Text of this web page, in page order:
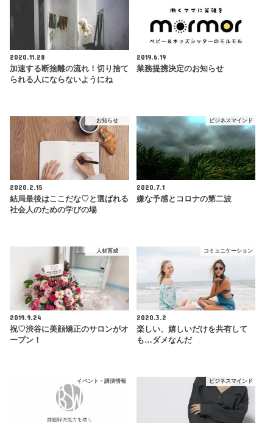
2020.11.28
加速する断捨離の流れ！切り捨て
られる人にならないようにね
2019.6.19
業務提携決定のお知らせ
お知らせ
2020.2.15
結局最後はここだな♡と選ばれる
社会人のための学びの場
ビジネスマインド
2020.7.1
嫌な予感とコロナの第二波
人材育成
2019.9.24
祝♡渋谷に美顔矯正のサロンがオ
ープン！
コミュニケーション
2020.3.2
楽しい、嬉しいだけを共有して
も…ダメなんだ
イベント・講演情報 ビジネスマインド